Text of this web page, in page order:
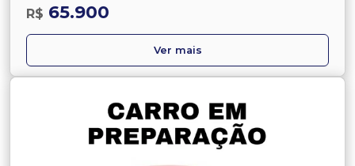
R$ 65.900
Ver mais